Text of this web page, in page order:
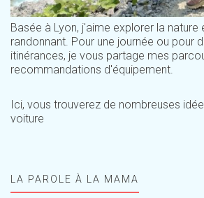
Basée à Lyon, j'aime explorer la nature
randonnant. Pour une journée ou pour
itinérances, je vous partage mes
recommandations d'équipement.
Ici, vous trouverez de nombreuses
voiture
LA PAROLE À LA MAMA